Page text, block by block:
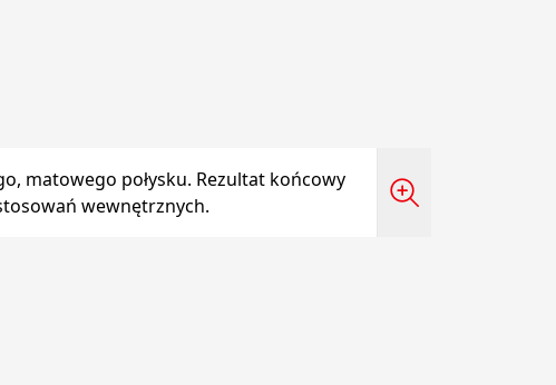
matowego połysku. Rezultat końcowy
wewnętrznych.